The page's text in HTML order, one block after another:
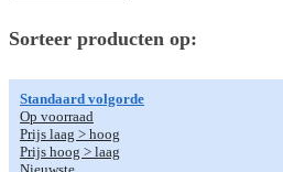
Sorteer producten op:
Standaard volgorde
Op voorraad
Prijs laag > hoog
Prijs hoog > laag